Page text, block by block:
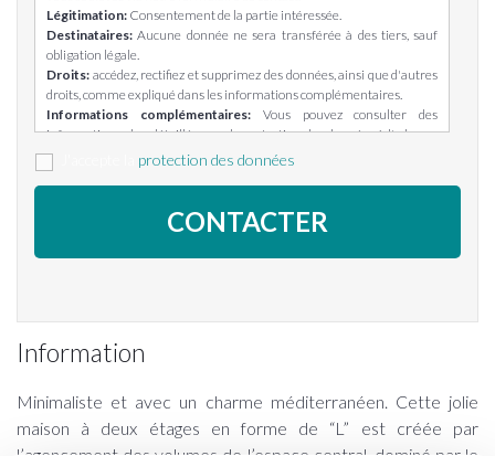
Légitimation: Consentement de la partie intéressée.
Destinataires: Aucune donnée ne sera transférée à des tiers, sauf
obligation légale.
Droits: accédez, rectifiez et supprimez des données, ainsi que d'autres
droits, comme expliqué dans les informations complémentaires.
Informations complémentaires:Vous pouvez consulter des
informations plus détaillées sur la protection des données à l'adresse
suivante: https://casasinhaus.com/ley-de-proteccion-de-datos/
protection des données
Information
Minimaliste et avec un charme méditerranéen. Cette jolie
maison à deux étages en forme de “L” est créée par